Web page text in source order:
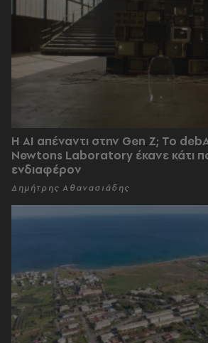
Η AI απέναντι στην Gen Z; Το
Newtons Laboratory έκανε κάτι
ενδιαφέρον
Δημήτρης Αθανασιάδης